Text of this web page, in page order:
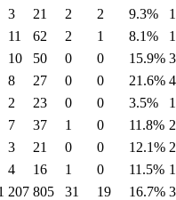
3 21 2 2 9.3%
11 62 2 1 8.1%
10 50 0 0 15.9%
8 27 0 0 21.6%
2 23 0 0 3.5%
7 37 1 0 11.8%
3 21 0 0 12.1%
4 16 1 0 11.5%
207 805 31 19 16.7%